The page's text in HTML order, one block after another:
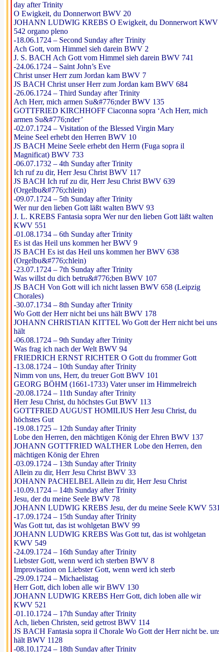
day after Trinity
O Ewigkeit, du Donnerwort BWV 20
JOHANN LUDWIG KREBS O Ewigkeit, du Donnerwort KWV
542 organo pleno
-18.06.1724 – Second Sunday after Trinity
Ach Gott, vom Himmel sieh darein BWV 2
J. S. BACH Ach Gott vom Himmel sieh darein BWV 741
-24.06.1724 – Saint John’s Eve
Christ unser Herr zum Jordan kam BWV 7
JS BACH Christ unser Herr zum Jordan kam BWV 684
-26.06.1724 – Third Sunday after Trinity
Ach Herr, mich armen Su&#776;nder BWV 135
GOTTFRIED KIRCHHOFF Ciaconna sopra ‘Ach Herr, mich
armen Su&#776;nder’
-02.07.1724 – Visitation of the Blessed Virgin Mary
Meine Seel erhebt den Herren BWV 10
JS BACH Meine Seele erhebt den Herrn (Fuga sopra il
Magnificat) BWV 733
-06.07.1732 – 4th Sunday after Trinity
Ich ruf zu dir, Herr Jesu Christ BWV 117
JS BACH Ich ruf zu dir, Herr Jesu Christ BWV 639
(Orgelbu&#776;chlein)
-09.07.1724 – 5th Sunday after Trinity
Wer nur den lieben Gott läßt walten BWV 93
J. L. KREBS Fantasia sopra Wer nur den lieben Gott läßt walten
KWV 551
-01.08.1734 – 6th Sunday after Trinity
Es ist das Heil uns kommen her BWV 9
JS BACH Es ist das Heil uns kommen her BWV 638
(Orgelbu&#776;chlein)
-23.07.1724 – 7th Sunday after Trinity
Was willst du dich betru&#776;ben BWV 107
JS BACH Von Gott will ich nicht lassen BWV 658 (Leipzig
Chorales)
-30.07.1734 – 8th Sunday after Trinity
Wo Gott der Herr nicht bei uns hält BWV 178
JOHANN CHRISTIAN KITTEL Wo Gott der Herr nicht bei uns
hält
-06.08.1724 – 9th Sunday after Trinity
Was frag ich nach der Welt BWV 94
FRIEDRICH ERNST RICHTER O Gott du frommer Gott
-13.08.1724 – 10th Sunday after Trinity
Nimm von uns, Herr, du treuer Gott BWV 101
GEORG BÖHM (1661-1733) Vater unser im Himmelreich
-20.08.1724 – 11th Sunday after Trinity
Herr Jesu Christ, du höchstes Gut BWV 113
GOTTFRIED AUGUST HOMILIUS Herr Jesu Christ, du
höchstes Gut
-19.08.1725 – 12th Sunday after Trinity
Lobe den Herren, den mächtigen König der Ehren BWV 137
JOHANN GOTTFRIED WALTHER Lobe den Herren, den
mächtigen König der Ehren
-03.09.1724 – 13th Sunday after Trinity
Allein zu dir, Herr Jesu Christ BWV 33
JOHANN PACHELBEL Allein zu dir, Herr Jesu Christ
-10.09.1724 – 14th Sunday after Trinity
Jesu, der du meine Seele BWV 78
JOHANN LUDWIG KREBS Jesu, der du meine Seele KWV
-17.09.1724 – 15th Sunday after Trinity
Was Gott tut, das ist wohlgetan BWV 99
JOHANN LUDWIG KREBS Was Gott tut, das ist wohlgetan
KWV 549
-24.09.1724 – 16th Sunday after Trinity
Liebster Gott, wenn werd ich sterben BWV 8
Improvisation on Liebster Gott, wenn werd ich sterb
-29.09.1724 – Michaelistag
Herr Gott, dich loben alle wir BWV 130
JOHANN LUDWIG KREBS Herr Gott, dich loben alle wir
KWV 521
-01.10.1724 – 17th Sunday after Trinity
Ach, lieben Christen, seid getrost BWV 114
JS BACH Fantasia sopra il Chorale Wo Gott der Herr nicht be.
hält BWV 1128
-08.10.1724 – 18th Sunday after Trinity